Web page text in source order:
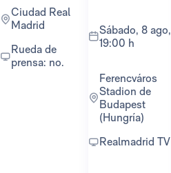
Ciudad Real
Madrid
Rueda de
prensa: no.
sábado, 8 ago,
19:00 h
Ferencváros
Stadion de
Budapest
(Hungría)
Realmadrid TV